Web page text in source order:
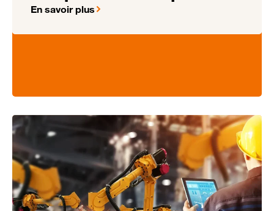
En savoir plus